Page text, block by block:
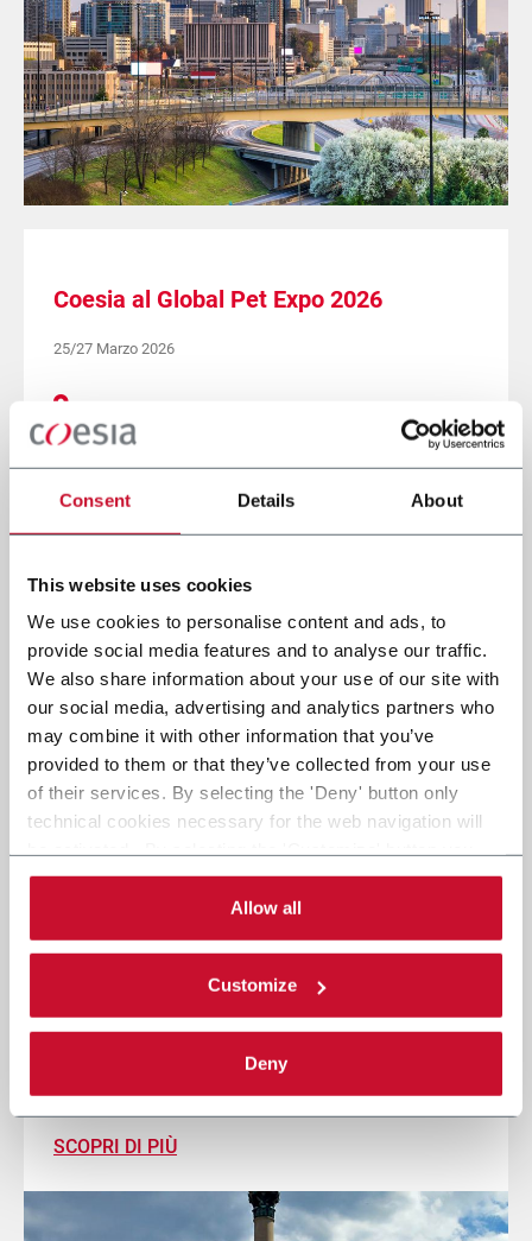
Consent Details About
This website uses cookies
We use cookies to personalise content and ads, to
provide social media features and to analyse our traffic.
We also share information about your use of our site with
our social media, advertising and analytics partners who
may combine it with other information that you’ve
provided to them or that they’ve collected from your use
of their services. By selecting the 'Deny' button only
technical cookies necessary for the web navigation will
can choose the single categories of cookies to be
activated. Read the completecookie policy
Allow all
Customize
Deny
Coesia al Global Pet Expo 2026
25/27 Marzo 2026
Coesia a LogiMAT 2026: al tuo fianco
nella nuova era E-commerce
Stuttgart, Germany - Hall 8, Booth 8C21
SCOPRI DI PIÙ